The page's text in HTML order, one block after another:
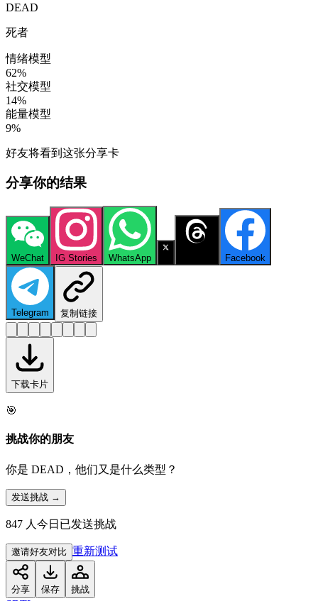
DEAD
死者
情绪模型
62%
社交模型
14%
能量模型
9%
好友将看到这张分享卡
分享你的结果
WeChat IG Stories WhatsApp Facebook
Telegram 复制链接
下载卡片
🎯
挑战你的朋友
你是 DEAD，他们又是什么类型？
发送挑战 →
847 人今日已发送挑战
邀请好友对比 重新测试
分享 保存 挑战